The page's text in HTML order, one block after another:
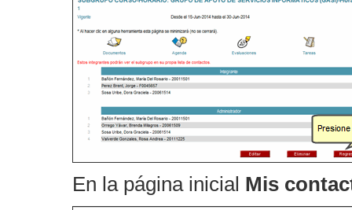
En la página inicial Mis